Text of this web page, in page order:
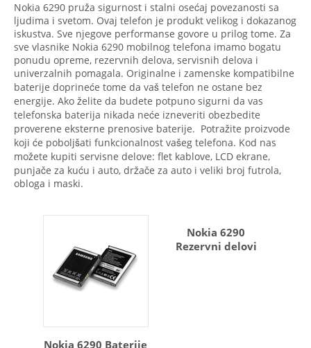
Nokia 6290 pruža sigurnost i stalni osećaj povezanosti sa
ljudima i svetom. Ovaj telefon je produkt velikog i dokazanog
iskustva. Sve njegove performanse govore u prilog tome. Za
sve vlasnike Nokia 6290 mobilnog telefona imamo bogatu
ponudu opreme, rezervnih delova, servisnih delova i
univerzalnih pomagala. Originalne i zamenske kompatibilne
baterije doprineće tome da vaš telefon ne ostane bez
energije. Ako želite da budete potpuno sigurni da vas
telefonska baterija nikada neće izneveriti obezbedite
proverene eksterne prenosive baterije. Potražite proizvode
koji će poboljšati funkcionalnost vašeg telefona. Kod nas
možete kupiti servisne delove: flet kablove, LCD ekrane,
punjače za kuću i auto, držače za auto i veliki broj futrola,
obloga i maski.
Nokia 6290 Baterije
Nokia 6290
Rezervni delovi